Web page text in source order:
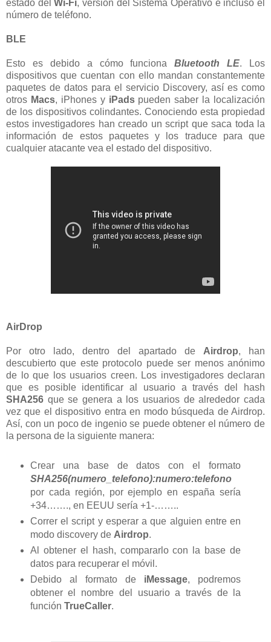
estado delWi-Fi, versión del Sistema Operativo e incluso el
número de teléfono.
BLE
Esto es debido a cómo funcionaBluetooth LE. Los
dispositivos que cuentan con ello mandan constantemente
paquetes de datos para el servicio Discovery, así es como
otros Macs, iPhones y iPadspueden saber la localización
de los dispositivos colindantes. Conociendo esta propiedad
estos investigadores han creado un script que saca toda la
información de estos paquetes y los traduce para que
cualquier atacante vea el estado del dispositivo.
AirDrop
Por otro lado, dentro del apartado de Airdrop, han
descubierto que este protocolo puede ser menos anónimo
de lo que los usuarios creen. Los investigadores declaran
que es posible identificar al usuario a través del hash
SHA256 que se genera a los usuarios de alrededor cada
vez que el dispositivo entra en modo búsqueda de Airdrop.
Así, con un poco de ingenio se puede obtener el número de
la persona de la siguiente manera:
Crear una base de datos con el formato
SHA256(numero_telefono):numero:telefono
por cada región, por ejemplo en españa sería
+34……., en EEUU sería +1-……..
Correr el script y esperar a que alguien entre en
modo discovery de Airdrop.
Al obtener el hash, compararlo con la base de
datos para recuperar el móvil.
Debido al formato de iMessage, podremos
obtener el nombre del usuario a través de la
función TrueCaller.